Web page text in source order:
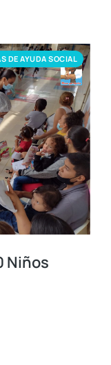
DE AYUDA SOCIAL
Niños